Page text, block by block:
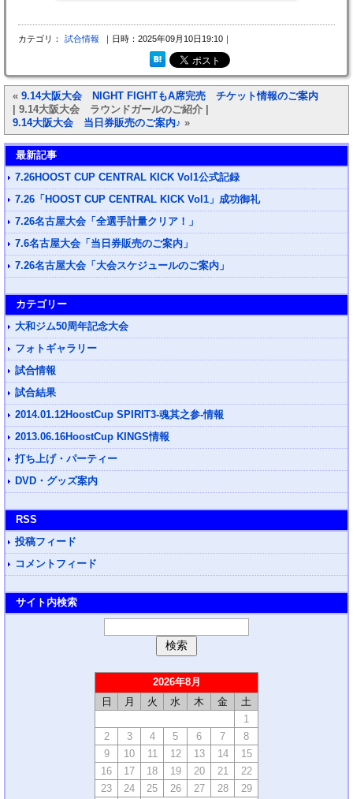
カテゴリ： 試合情報 ｜日時：2025年09月10日19:10｜
« 9.14大阪大会 NIGHT FIGHTもA席完売 チケット情報のご案内
| 9.14大阪大会 ラウンドガールのご紹介 |
9.14大阪大会 当日券販売のご案内♪ »
最新記事
7.26HOOST CUP CENTRAL KICK Vol1公式記録
7.26「HOOST CUP CENTRAL KICK Vol1」成功御礼
7.26名古屋大会「全選手計量クリア！」
7.6名古屋大会「当日券販売のご案内」
7.26名古屋大会「大会スケジュールのご案内」
カテゴリー
大和ジム50周年記念大会
フォトギャラリー
試合情報
試合結果
2014.01.12HoostCup SPIRIT3-魂其之参-情報
2013.06.16HoostCup KINGS情報
打ち上げ・パーティー
DVD・グッズ案内
RSS
投稿フィード
コメントフィード
サイト内検索
2026年8月
日 月 火 水 木 金
土
1
2
3 4 5 6 7
8
9
10 11 12 13 14
15
16
17 18 19 20 21
22
23
24 25 26 27 28
29